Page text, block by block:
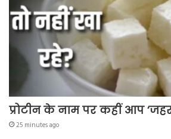
प्रोटीन के नाम पर कहीं आप
25 minutes ago